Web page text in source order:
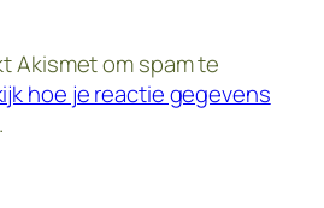
Akismet om spam te
hoe je reactie gegevens